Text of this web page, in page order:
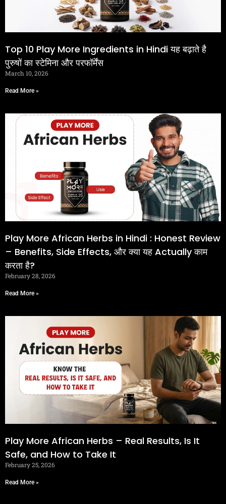
Top 10 Play More Ingredients in Hindi यह बढ़ाते है
पुरुषों का स्टेमिना और परफॉर्मेंस
March 10, 2026
Read More »
Play More African Herbs in Hindi : Honest Review
– Benefits, Side Effects, और क्या यह Actually काम
करता है?
February 28, 2026
Read More »
Play More African Herbs – Real Results, Is It
Safe, and How to Take It
February 25, 2026
Read More »